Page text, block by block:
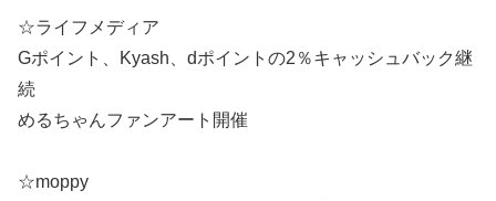
☆ライフメディア
Gポイント、Kyash、dポイントの2％キャッシュバック継
続
めるちゃんファンアート開催
☆moppy